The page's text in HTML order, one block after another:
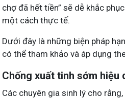
chợ đã hết tiền” sẽ dễ khắc
một cách thực tế.
Dưới đây là những biện pháp
có thể tham khảo và áp dụng
Chống xuất tinh sớm hiệu
Các chuyên gia sinh lý cho